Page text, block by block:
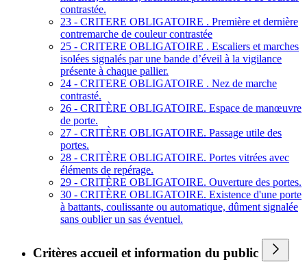
contrastée.
23 - CRITERE OBLIGATOIRE . Première et dernière
contremarche de couleur contrastée
25 - CRITERE OBLIGATOIRE . Escaliers et marches
isolées signalés par une bande d’éveil à la vigilance
présente à chaque pallier.
24 - CRITERE OBLIGATOIRE . Nez de marche
contrasté.
26 - CRITÈRE OBLIGATOIRE. Espace de manœuvre
de porte.
27 - CRITÈRE OBLIGATOIRE. Passage utile des
portes.
28 - CRITÈRE OBLIGATOIRE. Portes vitrées avec
éléments de repérage.
29 - CRITÈRE OBLIGATOIRE. Ouverture des portes.
30 - CRITÈRE OBLIGATOIRE. Existence d'une porte
à battants, coulissante ou automatique, dûment signalée
sans oublier un sas éventuel.
Critères accueil et information du public